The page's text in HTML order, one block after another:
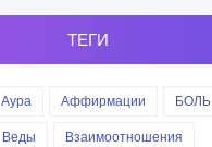
ТЕГИ
Аура Аффирмации
БОЛЬ
Веды
Взаимоотношения